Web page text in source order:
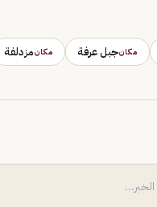
مكانجبل عرفة مكانمزدلفة